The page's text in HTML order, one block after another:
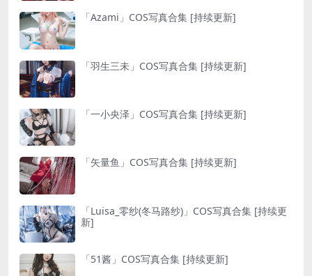
「Azami」COS写真合集 [持续更新]
「羽生三未」COS写真合集 [持续更新]
「一小央泽」COS写真合集 [持续更新]
「矢量鱼」COS写真合集 [持续更新]
「Luisa_零纱(冬马路纱)」COS写真合集 [持续更
新]
「51酱」COS写真合集 [持续更新]